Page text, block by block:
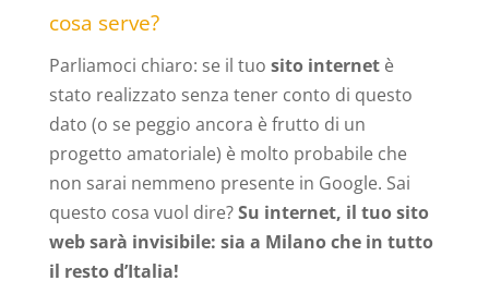
cosa serve?
Parliamoci chiaro: se il tuo sito internetè
stato realizzato senza tener conto di questo
dato (o se peggio ancora è frutto di un
progetto amatoriale) è molto probabile che
non sarai nemmeno presente in Google. Sai
questo cosa vuol dire?Su internet, il tuo sito
web sarà invisibile: sia a Milano che in tutto
il resto d’Italia!